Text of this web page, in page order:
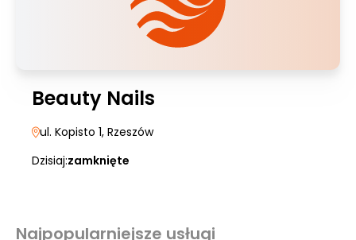
Beauty Nails
ul. Kopisto 1, Rzeszów
Dzisiaj:zamknięte
Najpopularniejsze usługi